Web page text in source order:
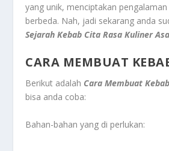
yang unik, menciptakan
berbeda. Nah, jadi sekarang anda
Sejarah Kebab Cita Rasa Kuliner
CARA MEMBUAT
Berikut adalah Cara Membuat
bisa anda coba:
Bahan-bahan yang di perlukan: